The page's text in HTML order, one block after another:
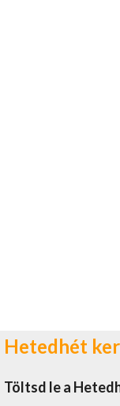
Hetedhét
Töltsd le a